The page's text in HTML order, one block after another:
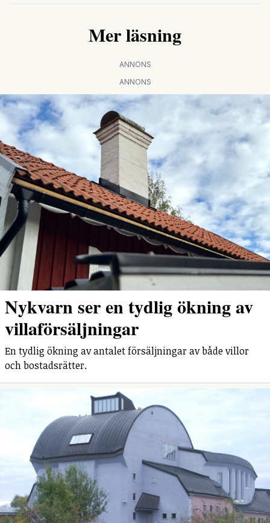
Mer läsning
ANNONS
ANNONS
Nykvarn ser en tydlig ökning av
villaförsäljningar
En tydlig ökning av antalet försäljningar av både villor
och bostadsrätter.